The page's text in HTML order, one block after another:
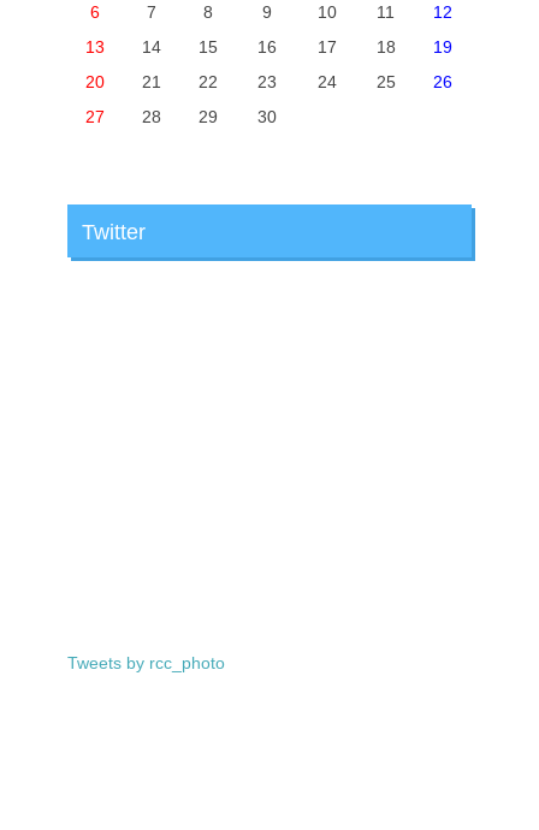
6
7 8 9 10 11
12
13
14 15 16 17 18
19
20
21 22 23 24 25
26
27
28 29 30
Twitter
Tweets by rcc_photo